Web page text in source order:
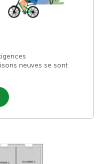
neuves se sont